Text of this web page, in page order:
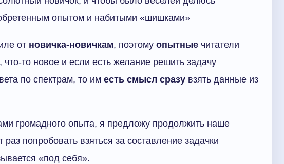
опытом и набитыми «шишками»
от новичка-новичкам, поэтому опытные читатели
то новое и если есть желание решить задачу
по спектрам, то им есть смысл сразу взять данные из
громадного опыта, я предложу продолжить наше
попробовать взяться за составление задачки
«под себя».